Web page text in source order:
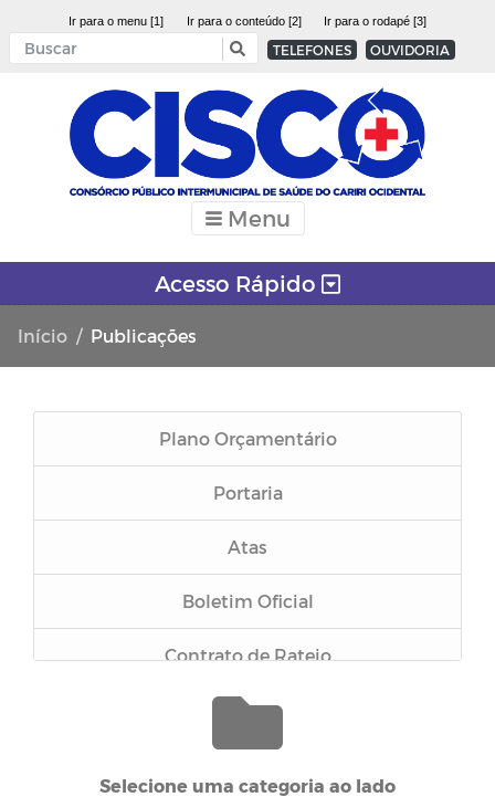
Ir para o menu [1] Ir para o conteúdo [2] Ir para o rodapé [3]
TELEFONES OUVIDORIA
Menu
Acesso Rápido
Início Publicações
Plano Orçamentário
Portaria
Atas
Boletim Oficial
Contrato de Rateio
Relatório de Gestão Fiscal
Selecione uma categoria ao lado